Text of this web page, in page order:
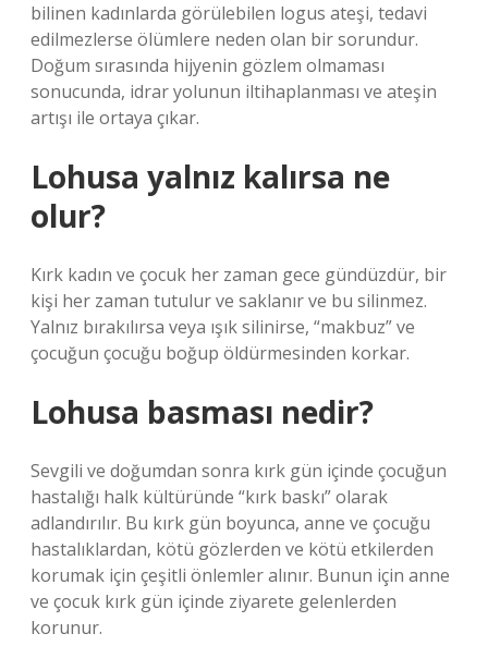
bilinen kadınlarda görülebilen logus ateşi, tedavi
edilmezlerse ölümlere neden olan bir sorundur.
Doğum sırasında hijyenin gözlem olmaması
sonucunda, idrar yolunun iltihaplanması ve ateşin
artışı ile ortaya çıkar.
Lohusa yalnız kalırsa ne
olur?
Kırk kadın ve çocuk her zaman gece gündüzdür, bir
kişi her zaman tutulur ve saklanır ve bu silinmez.
Yalnız bırakılırsa veya ışık silinirse, “makbuz” ve
çocuğun çocuğu boğup öldürmesinden korkar.
Lohusa basması nedir?
Sevgili ve doğumdan sonra kırk gün içinde çocuğun
hastalığı halk kültüründe “kırk baskı” olarak
adlandırılır. Bu kırk gün boyunca, anne ve çocuğu
hastalıklardan, kötü gözlerden ve kötü etkilerden
korumak için çeşitli önlemler alınır. Bunun için anne
ve çocuk kırk gün içinde ziyarete gelenlerden
korunur.